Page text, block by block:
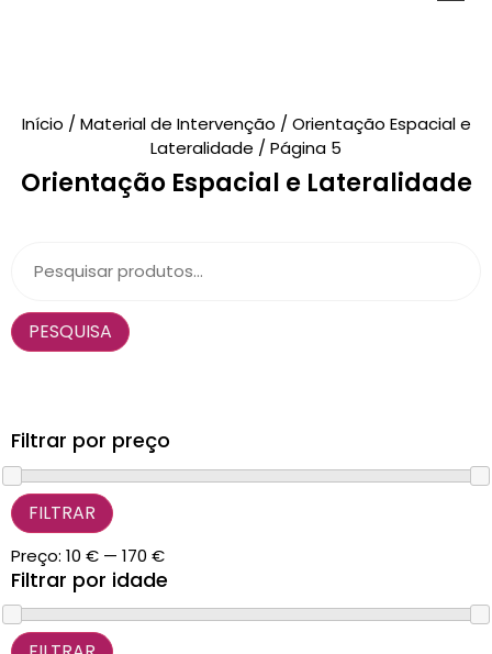
Novidades
Brinquedos
Material de Intervenção
Início / Material de Intervenção / Orientação Espacial e
Lateralidade / Página 5
Orientação Espacial e Lateralidade
PESQUISA
Filtrar por preço
FILTRAR
Preço: 10 € — 170 €
Filtrar por idade